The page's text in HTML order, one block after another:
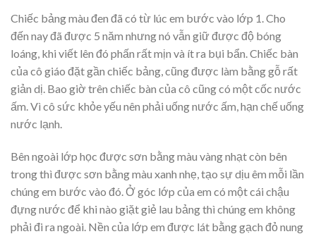
Chiếc bảng màu đen đã có từ lúc em bước vào lớp 1. Cho
đến nay đã được 5 năm nhưng nó vẫn giữ được độ bóng
loáng, khi viết lên đó phấn rất mịn và ít ra bụi bẩn. Chiếc bàn
của cô giáo đặt gần chiếc bảng, cũng được làm bằng gỗ rất
giản dị. Bao giờ trên chiếc bàn của cô cũng có một cốc nước
ấm. Vì cô sức khỏe yếu nên phải uống nước ấm, hạn chế uống
nước lạnh.
Bên ngoài lớp học được sơn bằng màu vàng nhạt còn bên
trong thì được sơn bằng màu xanh nhẹ, tạo sự dịu êm mỗi lần
chúng em bước vào đó. Ở góc lớp của em có một cái chậu
đựng nước để khi nào giặt giẻ lau bảng thì chúng em không
phải đi ra ngoài. Nền của lớp em được lát bằng gạch đỏ nung